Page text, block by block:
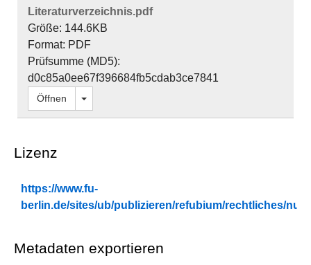
Literaturverzeichnis.pdf
Größe: 144.6KB
Format: PDF
Prüfsumme (MD5):
d0c85a0ee67f396684fb5cdab3ce7841
Öffnen Dropdown öffnen
Lizenz
https://www.fu-
berlin.de/sites/ub/publizieren/refubium/rechtliches/
Metadaten exportieren